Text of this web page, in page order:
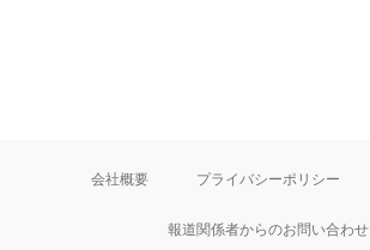
会社概要 プライバシーポリシー
報道関係者からのお問い合わせ